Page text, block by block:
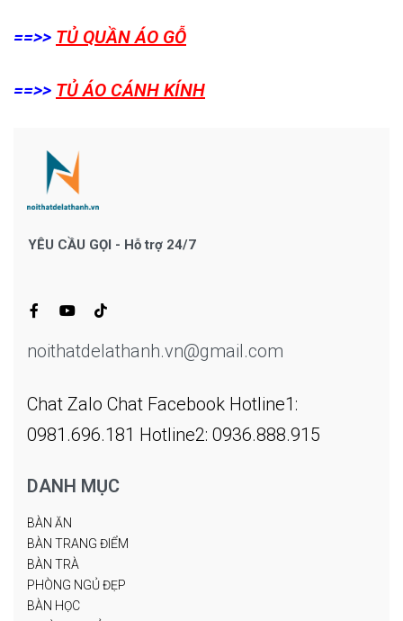
==>> TỦ QUẦN ÁO GỖ
==>> TỦ ÁO CÁNH KÍNH
YÊU CẦU GỌI - Hỗ trợ 24/7
noithatdelathanh.vn@gmail.com
Chat Zalo Chat Facebook Hotline1:
0981.696.181 Hotline2: 0936.888.915
DANH MỤC
BÀN ĂN
BÀN TRANG ĐIỂM
BÀN TRÀ
PHÒNG NGỦ ĐẸP
BÀN HỌC